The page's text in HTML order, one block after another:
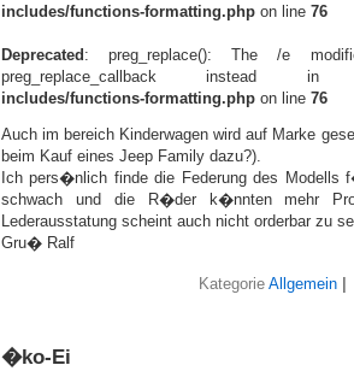
includes/functions-formatting.php on line 76
Deprecated : preg_replace(): The /e
preg_replace_callback instead
includes/functions-formatting.php on line 76
Auch im bereich Kinderwagen wird auf Marke
beim Kauf eines Jeep Family dazu?).
Ich pers�nlich finde die Federung des
schwach und die R�der k�nnten mehr
Lederausstatung scheint auch nicht orderbar zu
Gru� Ralf
Kategorie Allgemein
�ko-Ei